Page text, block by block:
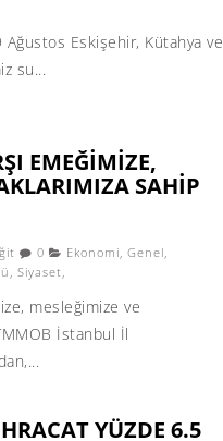
Eskişehir, Kütahya ve
su...
EMEĞIMIZE,
SAHIP
0 Ekonomi, Genel,
, Siyaset,
mesleğimize ve
İstanbul İl
YÜZDE 6.5